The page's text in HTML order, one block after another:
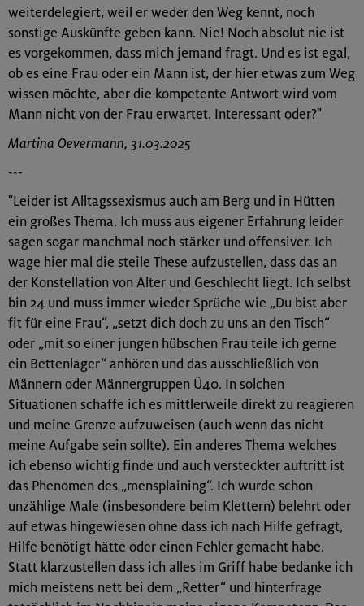
weiterdelegiert, weil er weder den Weg kennt, noch
sonstige Auskünfte geben kann. Nie! Noch absolut nie ist
es vorgekommen, dass mich jemand fragt. Und es ist egal,
ob es eine Frau oder ein Mann ist, der hier etwas zum Weg
wissen möchte, aber die kompetente Antwort wird vom
Mann nicht von der Frau erwartet. Interessant oder?"
Martina Oevermann, 31.03.2025
---
"Leider ist Alltagssexismus auch am Berg und in Hütten
ein großes Thema. Ich muss aus eigener Erfahrung leider
sagen sogar manchmal noch stärker und offensiver. Ich
wage hier mal die steile These aufzustellen, dass das an
der Konstellation von Alter und Geschlecht liegt. Ich selbst
bin 24 und muss immer wieder Sprüche wie „Du bist aber
fit für eine Frau“, „setzt dich doch zu uns an den Tisch“
oder „mit so einer jungen hübschen Frau teile ich gerne
ein Bettenlager“ anhören und das ausschließlich von
Männern oder Männergruppen Ü40. In solchen
Situationen schaffe ich es mittlerweile direkt zu reagieren
und meine Grenze aufzuweisen (auch wenn das nicht
meine Aufgabe sein sollte). Ein anderes Thema welches
ich ebenso wichtig finde und auch versteckter auftritt ist
das Phenomen des „mensplaining“. Ich wurde schon
unzählige Male (insbesondere beim Klettern) belehrt oder
auf etwas hingewiesen ohne dass ich nach Hilfe gefragt,
Hilfe benötigt hätte oder einen Fehler gemacht habe.
Statt klarzustellen dass ich alles im Griff habe bedanke ich
mich meistens nett bei dem „Retter“ und hinterfrage